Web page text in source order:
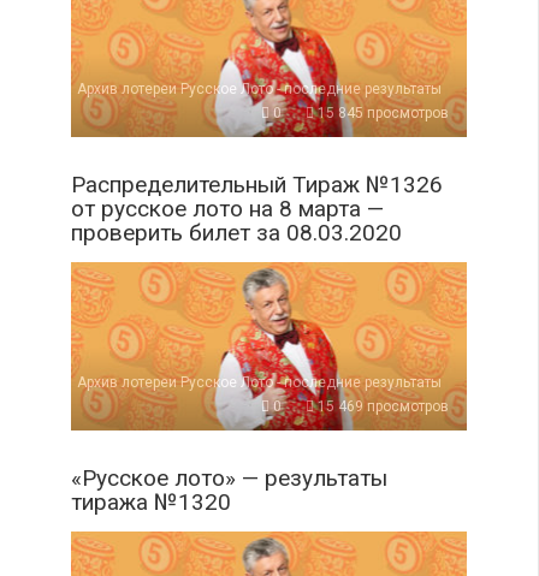
Архив лотереи Русское Лото - последние результаты
0
15 845 просмотров
Распределительный Тираж №1326
от русское лото на 8 марта —
проверить билет за 08.03.2020
Архив лотереи Русское Лото - последние результаты
0
15 469 просмотров
«Русское лото» — результаты
тиража №1320